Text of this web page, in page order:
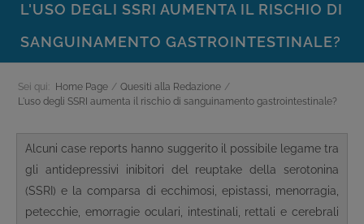
L'USO DEGLI SSRI AUMENTA IL RISCHIO DI
SANGUINAMENTO GASTROINTESTINALE?
Sei qui: Home Page / Quesiti alla Redazione /
L'uso degli SSRI aumenta il rischio di sanguinamento gastrointestinale?
Alcuni case reports hanno suggerito il possibile legame tra
gli antidepressivi inibitori del reuptake della serotonina
(SSRI) e la comparsa di ecchimosi, epistassi, menorragia,
petecchie, emorragie oculari, intestinali, rettali e cerebrali